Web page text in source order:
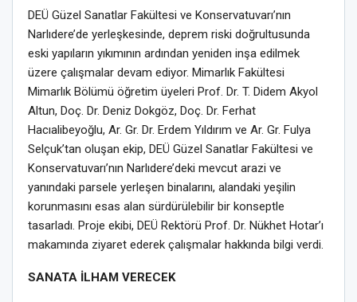
DEÜ Güzel Sanatlar Fakültesi ve Konservatuvarı’nın
Narlıdere’de yerleşkesinde, deprem riski doğrultusunda
eski yapıların yıkımının ardından yeniden inşa edilmek
üzere çalışmalar devam ediyor. Mimarlık Fakültesi
Mimarlık Bölümü öğretim üyeleri Prof. Dr. T. Didem Akyol
Altun, Doç. Dr. Deniz Dokgöz, Doç. Dr. Ferhat
Hacıalibeyoğlu, Ar. Gr. Dr. Erdem Yıldırım ve Ar. Gr. Fulya
Selçuk’tan oluşan ekip, DEÜ Güzel Sanatlar Fakültesi ve
Konservatuvarı’nın Narlıdere’deki mevcut arazi ve
yanındaki parsele yerleşen binalarını, alandaki yeşilin
korunmasını esas alan sürdürülebilir bir konseptle
tasarladı. Proje ekibi, DEÜ Rektörü Prof. Dr. Nükhet Hotar’ı
makamında ziyaret ederek çalışmalar hakkında bilgi verdi.
SANATA İLHAM VERECEK